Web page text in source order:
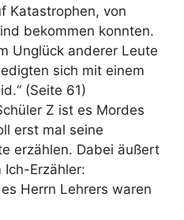
Katastrophen, von
bekommen konnten.
Unglück anderer Leute
sich mit einem
(Seite 61)
Z ist es Mordes
erst mal seine
erzählen. Dabei äußert
Ich-Erzähler:
Herrn Lehrers waren